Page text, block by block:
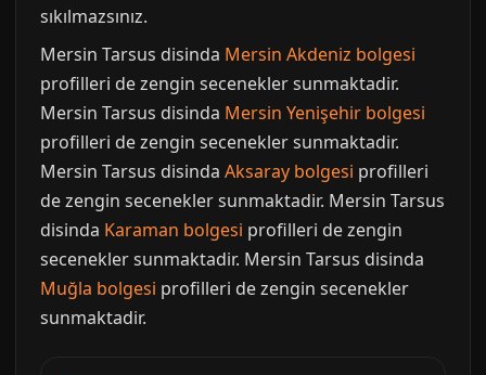
sıkılmazsınız.
Mersin Tarsus disinda Mersin Akdeniz bolgesi
profilleri de zengin secenekler sunmaktadir.
Mersin Tarsus disinda Mersin Yenişehir bolgesi
profilleri de zengin secenekler sunmaktadir.
Mersin Tarsus disinda Aksaray bolgesi profilleri
de zengin secenekler sunmaktadir. Mersin Tarsus
disinda Karaman bolgesi profilleri de zengin
secenekler sunmaktadir. Mersin Tarsus disinda
Muğla bolgesi profilleri de zengin secenekler
sunmaktadir.